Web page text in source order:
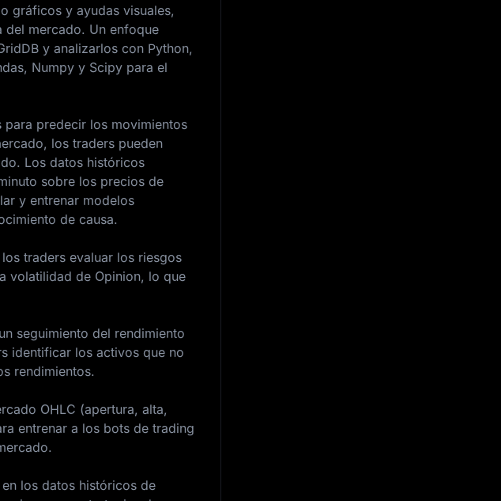
gráficos y ayudas visuales,
del mercado. Un enfoque
y analizarlos con Python,
Numpy y Scipy para el
para predecir los movimientos
los traders pueden
Los datos históricos
sobre los precios de
y entrenar modelos
de causa.
traders evaluar los riesgos
volatilidad de Opinion, lo que
seguimiento del rendimiento
identificar los activos que no
rendimientos.
OHLC (apertura, alta,
entrenar a los bots de trading
los datos históricos de